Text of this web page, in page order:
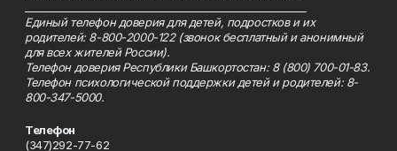
Единый телефон доверия для детей, подростков и их
родителей: 8-800-2000-122 (звонок бесплатный и анонимный
для всех жителей России).
Телефон доверия Республики Башкортостан: 8 (800) 700-01-83.
Телефон психологической поддержки детей и родителей: 8-
800-347-5000.
Телефон
(347)292-77-62